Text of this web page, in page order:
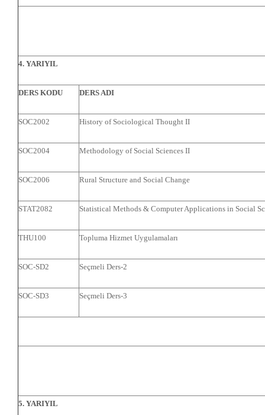
4. YARIYIL
DERS KODU DERS ADI
SOC2002 History of Sociological Thought II
SOC2004 Methodology of Social Sciences II
SOC2006 Rural Structure and Social Change
STAT2082 Statistical Methods & Computer Applications in Social
THU100 Topluma Hizmet Uygulamaları
SOC-SD2 Seçmeli Ders-2
SOC-SD3 Seçmeli Ders-3
5. YARIYIL